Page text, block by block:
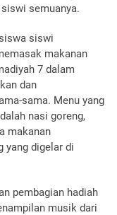
semuanya.
siswi
makanan
7 dalam
dan
sama. Menu yang
nasi goreng,
makanan
yang digelar di
pembagian hadiah
musik dari